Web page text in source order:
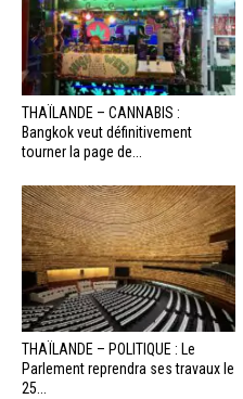
THAÏLANDE – CANNABIS :
Bangkok veut définitivement
tourner la page de...
THAÏLANDE – POLITIQUE : Le
Parlement reprendra ses travaux le
25...